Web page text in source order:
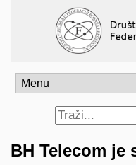
BH Telecom